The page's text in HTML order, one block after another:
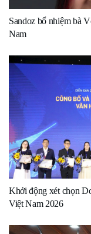
Sandoz bổ nhiệm bà
Nam
Khởi động xét chọn
Việt Nam 2026